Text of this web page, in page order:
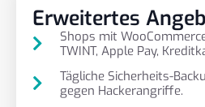
Erweitertes
Shops mit
TWINT, Apple Pay,
Tägliche Sicherheits-
gegen Hackerangriffe.